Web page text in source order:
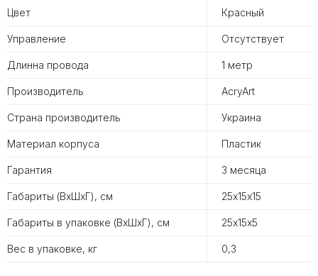
Цвет Красный
Управление Отсутствует
Длинна провода 1 метр
Производитель AcryArt
Страна производитель Украина
Материал корпуса Пластик
Гарантия 3 месяца
Габариты (ВхШхГ), см 25х15х15
Габариты в упаковке (ВхШхГ), см 25х15х5
Вес в упаковке, кг 0,3